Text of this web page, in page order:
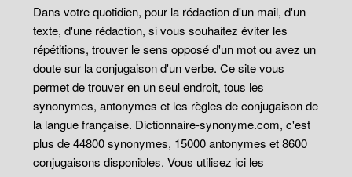
Dans votre quotidien, pour la rédaction d'un mail, d'un
texte, d'une rédaction, si vous souhaitez éviter les
répétitions, trouver le sens opposé d'un mot ou avez un
doute sur la conjugaison d'un verbe. Ce site vous
permet de trouver en un seul endroit, tous les
synonymes, antonymes et les règles de conjugaison de
la langue française. Dictionnaire-synonyme.com, c'est
plus de 44800 synonymes, 15000 antonymes et 8600
conjugaisons disponibles. Vous utilisez ici les